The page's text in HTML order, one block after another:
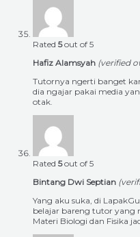
Rated 5out of 5
Hafiz Alamsyah (verified
Tutornya ngerti banget
dia ngajar pakai media
otak.
Rated 5out of 5
Bintang Dwi Septian
Yang aku suka, di
belajar bareng tutor yang
Materi Biologi dan Fisika